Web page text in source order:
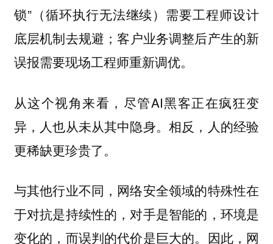
锁”（循环执行无法继续）需要工程师设计
底层机制去规避；客户业务调整后产生的新
误报需要现场工程师重新调优。
从这个视角来看，尽管AI黑客正在疯狂变
异，人也从未从其中隐身。相反，人的经验
更稀缺更珍贵了。
与其他行业不同，网络安全领域的特殊性在
于对抗是持续性的，对手是智能的，环境是
变化的，而误判的代价是巨大的。因此，网